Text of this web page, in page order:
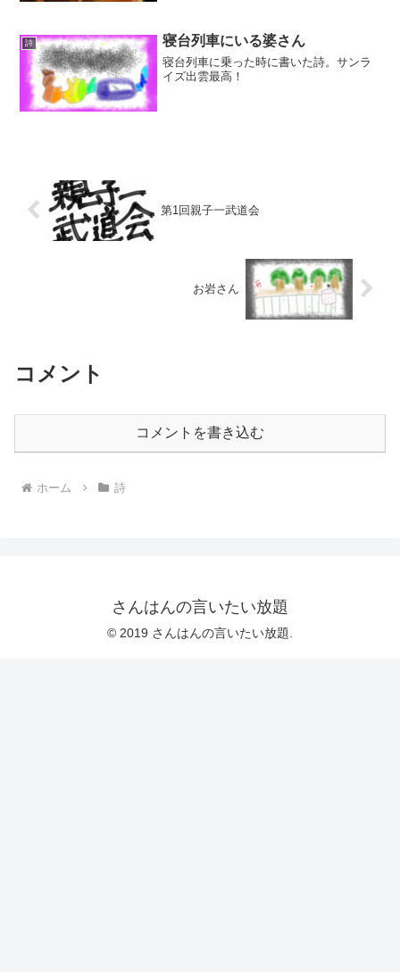
詩 寝台列車にいる婆さん
寝台列車に乗った時に書いた詩。サンラ
イズ出雲最高！
第1回親子一武道会
お岩さん
コメント
コメントを書き込む
ホーム 詩
さんはんの言いたい放題
© 2019 さんはんの言いたい放題.